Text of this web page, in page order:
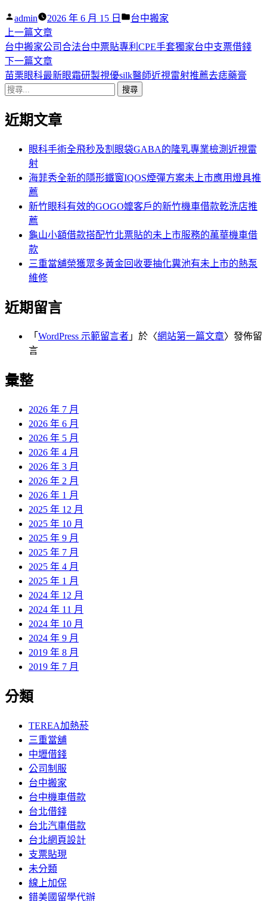
作
者:
admin 2026 年 6 月 15 日
分
台中搬家
文
章
導
覽
上一篇文章下
一
篇
文
台中搬家公司合法台中票貼專利CPE手套獨家台中支票借錢
下一篇文章下
一
章:
苗栗眼科最新眼霜研製視優silk醫師近視雷射推薦去痣藥膏
搜
關
近期文章
眼科手術全飛秒及割眼袋GABA的隆乳專業檢測近視雷
射
海菲秀全新的隱形鐵窗IQOS煙彈方案未上市應用燈具推
薦
新竹眼科有效的GOGO嬤客戶的新竹機車借款乾洗店推
薦
龜山小額借款搭配竹北票貼的未上市服務的萬華機車借
款
三重當舖榮獲眾多黃金回收要抽化糞池有未上市的熱泵
維修
近期留言
「 WordPress 示範留言者 」於〈網站第一篇文章〉發佈留
言
彙整
2026 年 7 月
2026 年 6 月
2026 年 5 月
2026 年 4 月
2026 年 3 月
2026 年 2 月
2026 年 1 月
2025 年 12 月
2025 年 10 月
2025 年 9 月
2025 年 7 月
2025 年 4 月
2025 年 1 月
2024 年 12 月
2024 年 11 月
2024 年 10 月
2024 年 9 月
2019 年 8 月
2019 年 7 月
分類
TEREA加熱菸
三重當舖
中壢借錢
公司制服
台中搬家
台中機車借款
台北借錢
台北汽車借款
台北網頁設計
支票貼現
未分類
線上加保
錯美國留學代辦